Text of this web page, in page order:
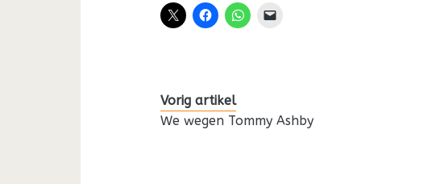
Vorig artikel
We wegen Tommy Ashby